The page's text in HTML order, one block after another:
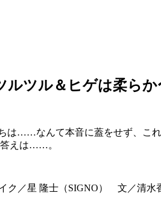
ツル＆ヒゲは柔らか
は……なんて本音に蓋をせず、こ
答えは……。
ク／星 隆士（SIGNO） 文／清